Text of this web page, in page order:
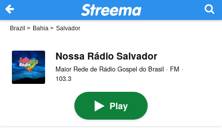
Brazil > Bahia > Salvador
Nossa Rádio Salvador
Maior Rede de Rádio Gospel do Brasil · FM ·
103.3
Play